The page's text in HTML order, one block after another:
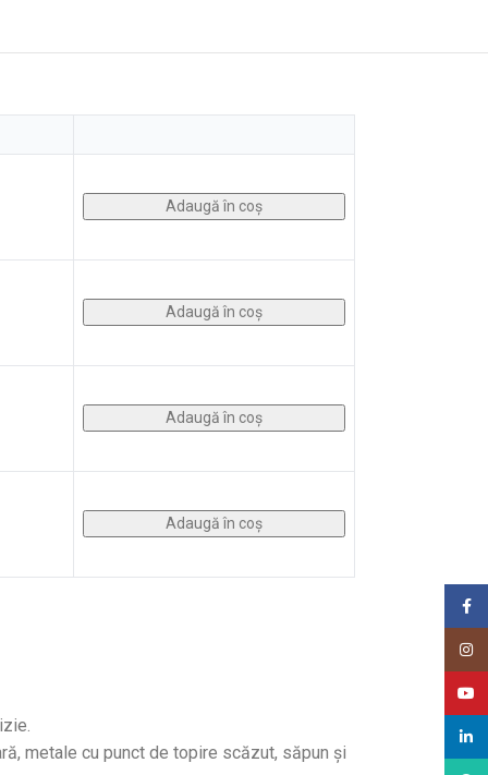
Adaugă în coș
Adaugă în coș
Adaugă în coș
Adaugă în coș
metale cu punct de topire scăzut, săpun și